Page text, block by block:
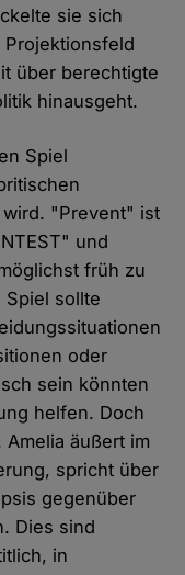
sie sich
über berechtigte
hinausgeht.
Spiel
"Prevent" ist
und
früh zu
Spiel sollte
oder
sein könnten
helfen. Doch
äußert im
spricht über
gegenüber
Dies sind
in